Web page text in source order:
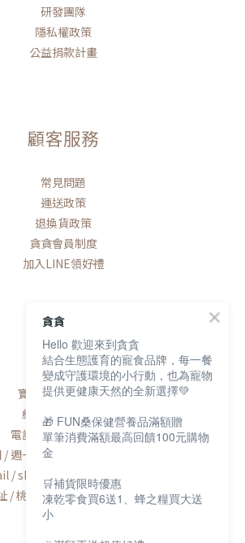
研發團隊
隱私權政策
公益捐款計畫
顧客服務
常見問題
運送政策
退換貨政策
貪貪會員制度
加入LINE領好禮
聯絡我們
寶研生技有限公司
統編 / 83163768
電話 / 02-2600-8552
/ 週一至週五AM9:00-PM6:00
/ shop@munchee.com.tw
/ 桃園市蘆竹區南工路56號
貪貪
Hello 歡迎來到貪貪
結合生態護育的寵食品牌，每一餐
變成守護環境的小行動，也為寵物
提供更健康天然的全新選擇💚
🎁 FUN桑保健營養品滿額贈
單筆消費滿額最高回饋100元購物
金
🛒補貨限時優惠
凍乾零食買6送1、蜂之糧買大送
小